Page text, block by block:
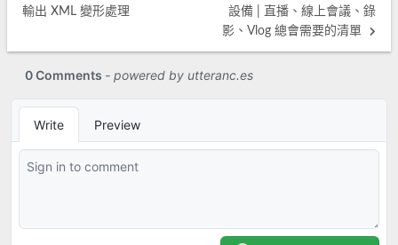
輸出 XML 變形處理
設備 | 直播、線上會議、錄
影、Vlog 總會需要的清單